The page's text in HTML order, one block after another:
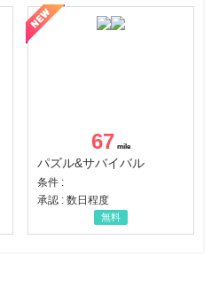
67
パズル&サバイバル
条件 :
承認 : 数日程度
無料